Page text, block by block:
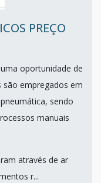
PREÇO
oportunidade de
são empregados em
sendo
manuais
através de ar
r...